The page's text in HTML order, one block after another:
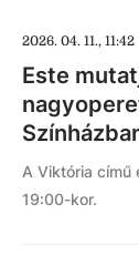
2026. 04. 11., 11:42
Este
A Viktória című
19:00-kor.